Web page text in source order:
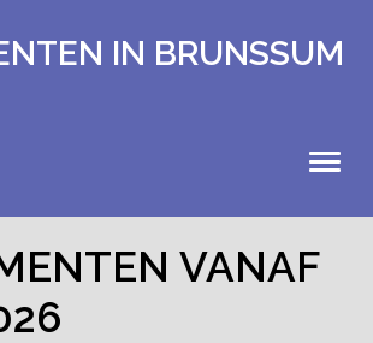
IN BRUNSSUM
VANAF